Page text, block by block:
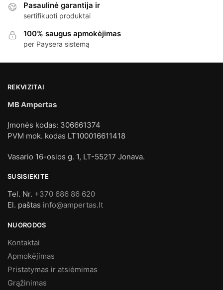
Pasaulinė garantija ir
sertifikuoti produktai
100% saugus apmokėjimas
per Paysera sistemą
REKVIZITAI
MB Ampertas
Įmonės kodas: 306661374
PVM mok. kodas LT100016611418
Vasario 16-osios g. 1, LT-55217 Jonava.
SUSISIEKITE
Tel. Nr. +370 686 86 620
El. paštas info@ampertas.lt
NUORODOS
Kontaktai
Apmokėjimas
Pristatymas ir atsiėmimas
Grąžinimas